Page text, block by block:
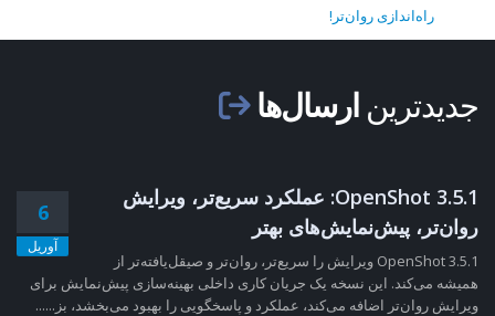
راه‌اندازی روان‌تر!
جدیدترین ارسال‌ها
6
آوریل
OpenShot 3.5.1: عملکرد سریع‌تر، ویرایش
روان‌تر، پیش‌نمایش‌های بهتر
OpenShot 3.5.1 ویرایش را سریع‌تر، روان‌تر و صیقل‌یافته‌تر از
همیشه می‌کند. این نسخه یک جریان کاری داخلی بهینه‌سازی پیش‌نمایش برای
ویرایش روان‌تر اضافه می‌کند، عملکرد و پاسخگویی را بهبود می‌بخشد، بز......